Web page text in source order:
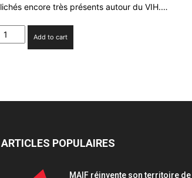
encore très présents autour du VIH.…
GILEAD
soi”
Add to cart
ARTICLES POPULAIRES
MAIF réinvente son territoire de